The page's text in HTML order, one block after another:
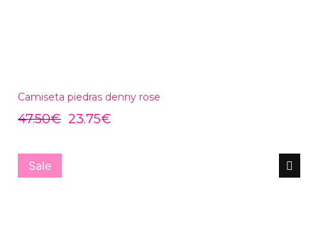
Camiseta piedras denny rose
47.50€ 23.75€
Sale